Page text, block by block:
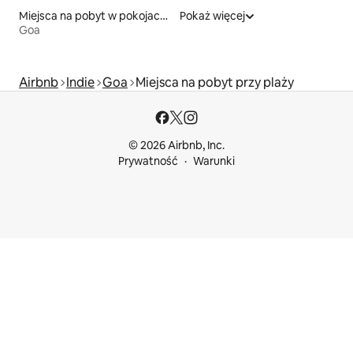
Miejsca na pobyt w pokojach prywatnych z łazienką
Goa
Pokaż więcej
Airbnb Indie Goa Miejsca na pobyt przy plaży
© 2026 Airbnb, Inc.
Prywatność
Warunki